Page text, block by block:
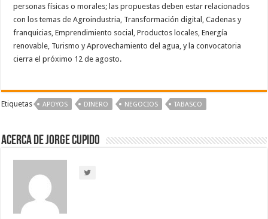
personas físicas o morales; las propuestas deben estar relacionados
con los temas de Agroindustria, Transformación digital, Cadenas y
franquicias, Emprendimiento social, Productos locales, Energía
renovable, Turismo y Aprovechamiento del agua, y la convocatoria
cierra el próximo 12 de agosto.
Etiquetas APOYOS DINERO NEGOCIOS TABASCO
Acerca de Jorge Cupido